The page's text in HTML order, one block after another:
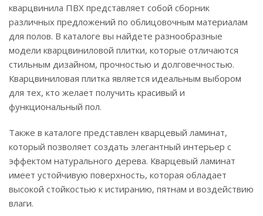
кварцвинила ПВХ представляет собой сборник
различных предложений по облицовочным материалам
для полов. В каталоге вы найдете разнообразные
модели кварцвиниловой плитки, которые отличаются
стильным дизайном, прочностью и долговечностью.
Кварцвиниловая плитка является идеальным выбором
для тех, кто желает получить красивый и
функциональный пол.
Также в каталоге представлен кварцевый ламинат,
который позволяет создать элегантный интерьер с
эффектом натурального дерева. Кварцевый ламинат
имеет устойчивую поверхность, которая обладает
высокой стойкостью к истиранию, пятнам и воздействию
влаги.